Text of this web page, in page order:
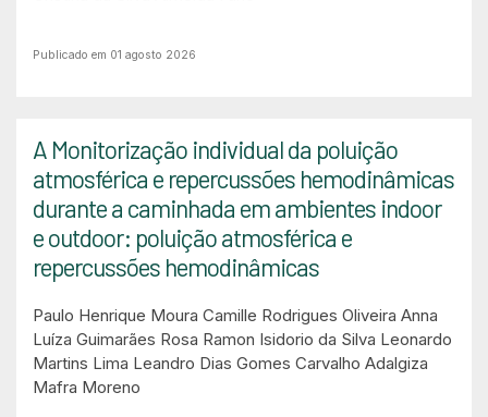
Publicado em 01 agosto 2026
A Monitorização individual da poluição
atmosférica e repercussões hemodinâmicas
durante a caminhada em ambientes indoor
e outdoor: poluição atmosférica e
repercussões hemodinâmicas
Paulo Henrique Moura Camille Rodrigues Oliveira Anna
Luíza Guimarães Rosa Ramon Isidorio da Silva Leonardo
Martins Lima Leandro Dias Gomes Carvalho Adalgiza
Mafra Moreno